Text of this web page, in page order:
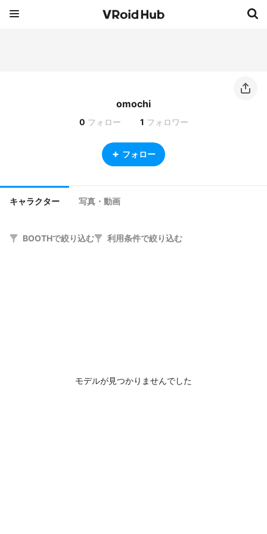
omochi
0 フォロー 1 フォロワー
フォロー
キャラクター 写真・動画
BOOTHで絞り込む 利用条件で絞り込む
モデルが見つかりませんでした